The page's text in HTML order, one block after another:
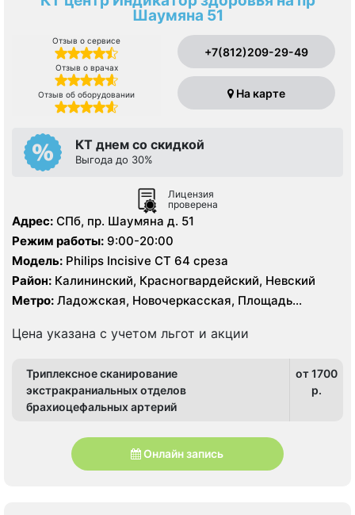
Шаумяна 51
Отзыв о сервисе
Отзыв о врачах
Отзыв об оборудовании
+7(812)209-29-49
На карте
КТ днем со скидкой
Выгода до 30%
Лицензия
проверена
Адрес: СПб, пр. Шаумяна д. 51
Режим работы: 9:00-20:00
Модель: Philips Incisive CT 64 среза
Район: Калининский, Красногвардейский, Невский
Метро: Ладожская, Новочеркасская, Площадь
Цена указана с учетом льгот и акции
Триплексное сканирование
экстракраниальных отделов
брахиоцефальных артерий
от 1700
p.
Онлайн запись